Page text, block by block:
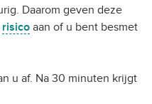
Daarom geven deze
risico aan of u bent besmet
u af. Na 30 minuten krijgt